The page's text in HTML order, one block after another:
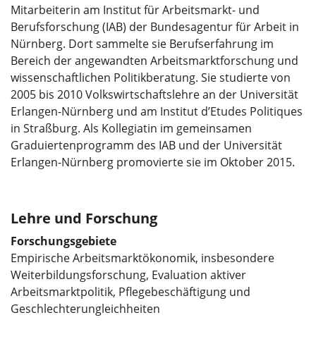
Mitarbeiterin am Institut für Arbeitsmarkt- und
Berufsforschung (IAB) der Bundesagentur für Arbeit in
Nürnberg. Dort sammelte sie Berufserfahrung im
Bereich der angewandten Arbeitsmarktforschung und
wissenschaftlichen Politikberatung. Sie studierte von
2005 bis 2010 Volkswirtschaftslehre an der Universität
Erlangen-Nürnberg und am Institut d’Etudes Politiques
in Straßburg. Als Kollegiatin im gemeinsamen
Graduiertenprogramm des IAB und der Universität
Erlangen-Nürnberg promovierte sie im Oktober 2015.
Lehre und Forschung
Forschungsgebiete
Empirische Arbeitsmarktökonomik, insbesondere
Weiterbildungsforschung, Evaluation aktiver
Arbeitsmarktpolitik, Pflegebeschäftigung und
Geschlechterungleichheiten